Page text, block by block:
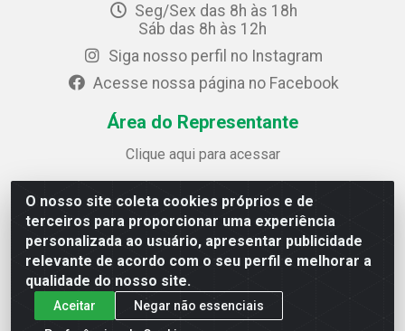
O nosso site coleta cookies próprios e de
terceiros para proporcionar uma experiência
personalizada ao usuário, apresentar publicidade
relevante de acordo com o seu perfil e melhorar a
qualidade do nosso site.
Aceitar
Negar não essenciais
Seg/Sex das 8h às 18h
Sáb das 8h às 12h
Siga nosso perfil no Instagram
Acesse nossa página no Facebook
Área do Representante
Clique aqui para acessar
Credimóveis Novolar Ltda
Rua José Alves Bezerra, 430 - Prazeres - Jaboatão dos
Guararapes / PE - CEP 54.325-610
CNPJ: 09.930.165/0013-70